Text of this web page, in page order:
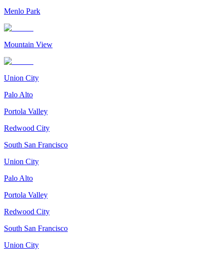
Menlo Park
Mountain View
Union City
Palo Alto
Portola Valley
Redwood City
South San Francisco
Union City
Palo Alto
Portola Valley
Redwood City
South San Francisco
Union City